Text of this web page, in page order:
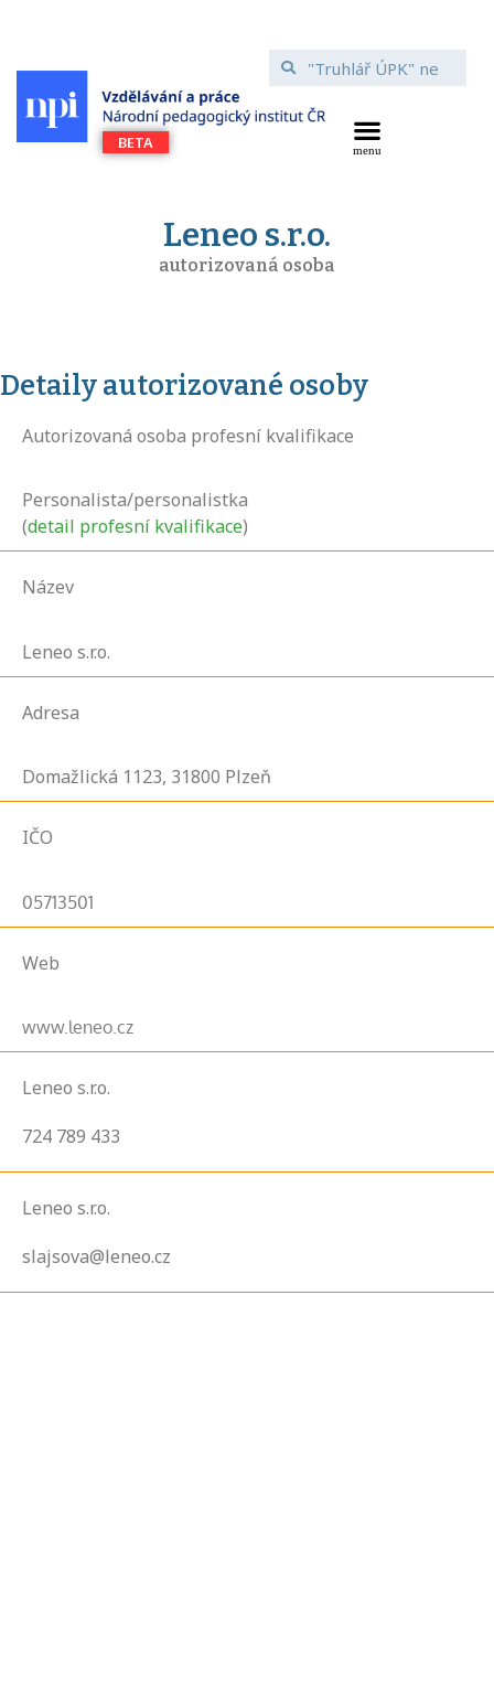
Leneo s.r.o.
autorizovaná osoba
Detaily autorizované osoby
Autorizovaná osoba profesní kvalifikace
Personalista/personalistka
(detail profesní kvalifikace)
Název
Leneo s.r.o.
Adresa
Domažlická 1123, 31800 Plzeň
IČO
05713501
Web
www.leneo.cz
Leneo s.r.o.
724 789 433
Leneo s.r.o.
slajsova@leneo.cz